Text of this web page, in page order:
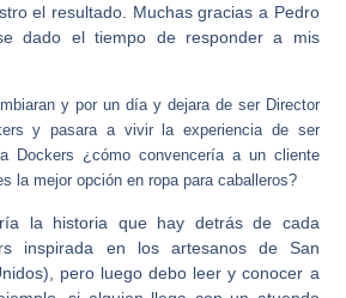
el resultado. Muchas gracias a Pedro
dado el tiempo de responder a mis
y por un día y dejara de ser Director
y pasara a vivir la experiencia de ser
Dockers ¿cómo convencería a un cliente
la mejor opción en ropa para caballeros?
la historia que hay detrás de cada
inspirada en los artesanos de San
pero luego debo leer y conocer a